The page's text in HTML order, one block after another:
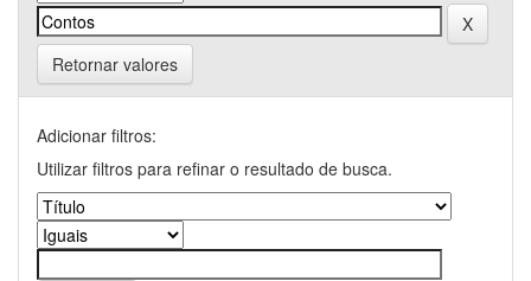
Retornar valores
Adicionar filtros:
Utilizar filtros para refinar o resultado de busca.